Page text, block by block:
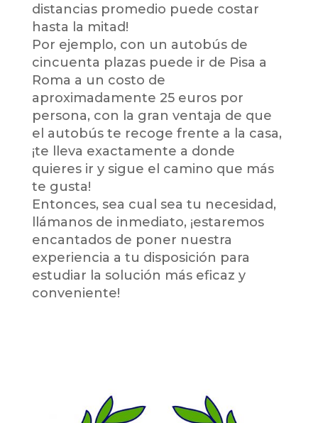
distancias promedio puede costar
hasta la mitad!
Por ejemplo, con un autobús de
cincuenta plazas puede ir de Pisa a
Roma a un costo de
aproximadamente 25 euros por
persona, con la gran ventaja de que
el autobús te recoge frente a la casa,
¡te lleva exactamente a donde
quieres ir y sigue el camino que más
te gusta!
Entonces, sea cual sea tu necesidad,
llámanos de inmediato, ¡estaremos
encantados de poner nuestra
experiencia a tu disposición para
estudiar la solución más eficaz y
conveniente!